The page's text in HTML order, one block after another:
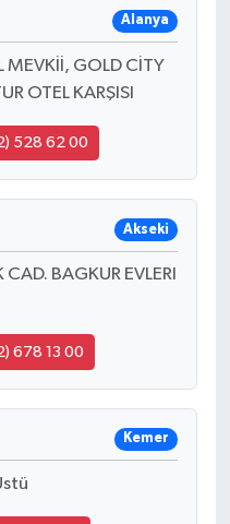
Alanya
GOLD CİTY
OTEL KARŞISI
528 62 00
Akseki
BAGKUR EVLERI
678 13 00
Kemer